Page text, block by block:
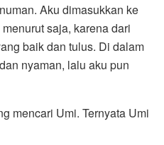
Aku dimasukkan ke
saja, karena dari
baik dan tulus. Di dalam
nyaman, lalu aku pun
mencari Umi. Ternyata Umi